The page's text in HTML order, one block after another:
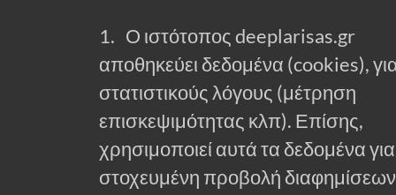
1. Ο ιστότοπος deeplarisas.gr
αποθηκεύει δεδομένα (cookies),
στατιστικούς λόγους (μέτρηση
επισκεψιμότητας κλπ). Επίσης,
χρησιμοποιεί αυτά τα δεδομένα για
στοχευμένη προβολή